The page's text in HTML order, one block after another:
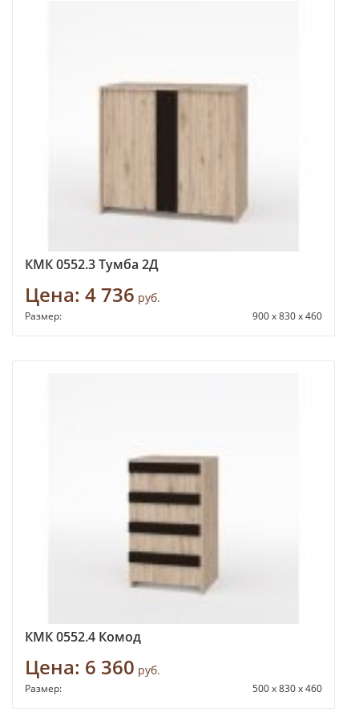
КМК 0552.3 Тумба 2Д
Цена: 4 736 руб.
Размер: 900 x 830 x 460
КМК 0552.4 Комод
Цена: 6 360 руб.
Размер: 500 x 830 x 460